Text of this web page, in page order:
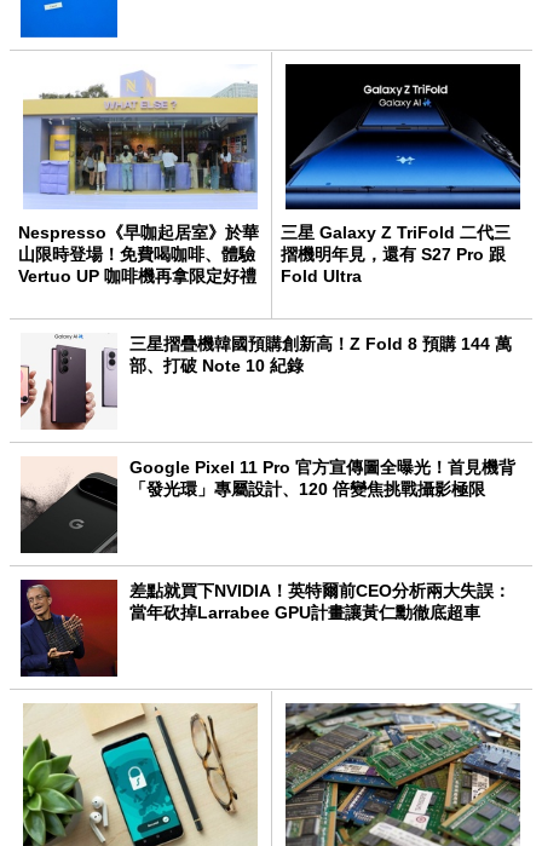
Nespresso《早咖起居室》於華
山限時登場！免費喝咖啡、體驗
Vertuo UP 咖啡機再拿限定好禮
三星 Galaxy Z TriFold 二代三
摺機明年見，還有 S27 Pro 跟
Fold Ultra
三星摺疊機韓國預購創新高！Z Fold 8 預購 144 萬
部、打破 Note 10 紀錄
Google Pixel 11 Pro 官方宣傳圖全曝光！首見機背
「發光環」專屬設計、120 倍變焦挑戰攝影極限
差點就買下NVIDIA！英特爾前CEO分析兩大失誤：
當年砍掉Larrabee GPU計畫讓黃仁勳徹底超車